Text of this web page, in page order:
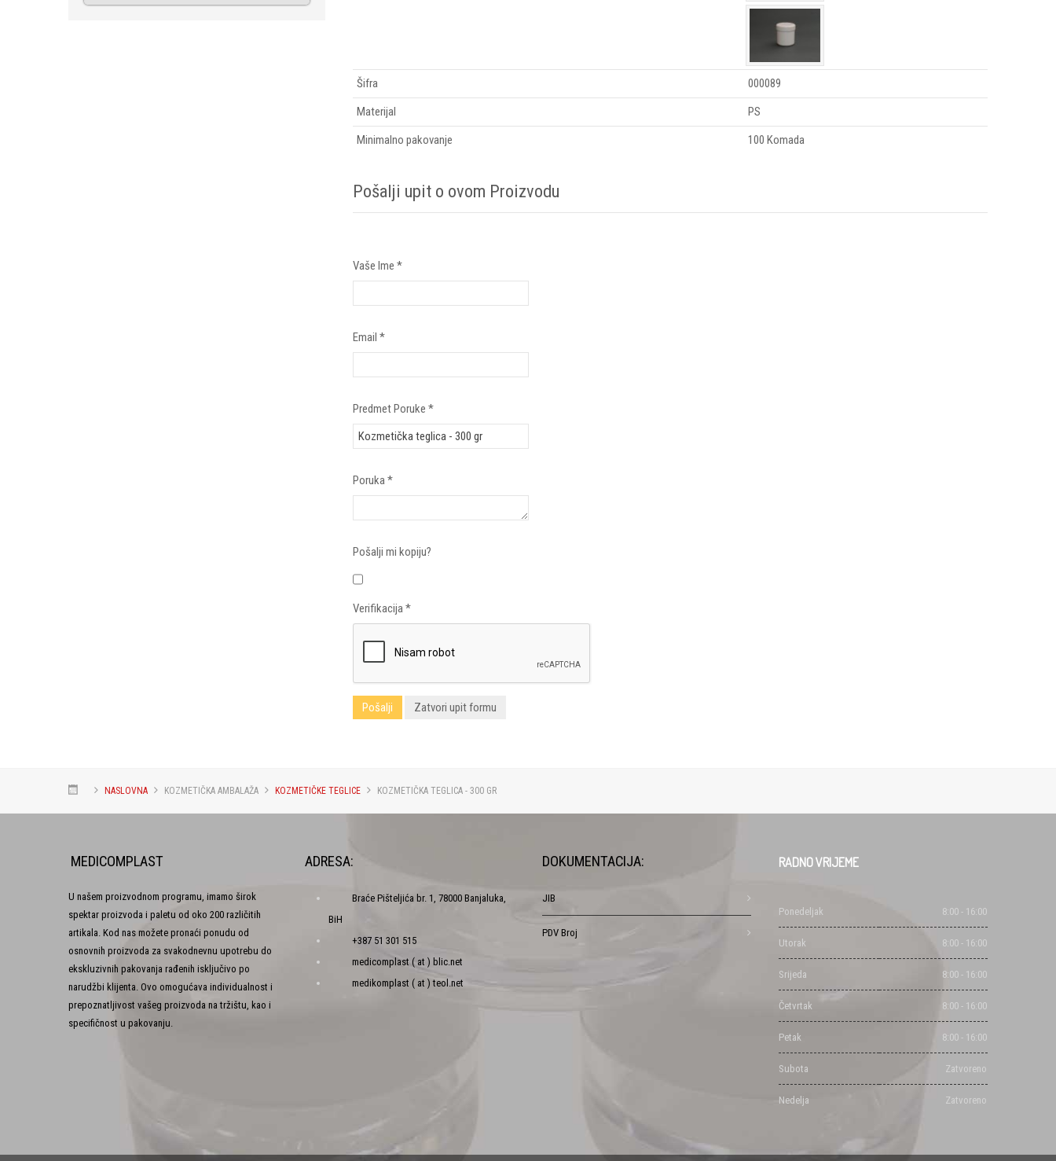
Šifra
000089
Materijal
PS
Minimalno pakovanje
100 Komada
Pošalji upit o ovom Proizvodu
Vaše Ime *
Email *
Predmet Poruke *
Poruka *
Pošalji mi kopiju?
Verifikacija*
Pošalji Zatvori upit formu
NASLOVNA KOZMETIČKA AMBALAŽA KOZMETIČKE TEGLICE KOZMETIČKA TEGLICA - 300 GR
MEDICOMPLAST
U našem proizvodnom programu, imamo širok
spektar proizvoda i paletu od oko 200 različitih
artikala. Kod nas možete pronaći ponudu od
osnovnih proizvoda za svakodnevnu upotrebu do
ekskluzivnih pakovanja rađenih isključivo po
narudžbi klijenta. Ovo omogućava individualnost i
prepoznatljivost vašeg proizvoda na tržištu, kao i
specifičnost u pakovanju.
ADRESA:
Braće Pišteljića br. 1, 78000 Banjaluka,
BiH
+387 51 301 515
medicomplast ( at ) blic.net
medikomplast ( at ) teol.net
DOKUMENTACIJA:
JIB
PDV Broj
RADNOVRIJEME
Ponedeljak 8:00 - 16:00
Utorak 8:00 - 16:00
Srijeda 8:00 - 16:00
Četvrtak 8:00 - 16:00
Petak 8:00 - 16:00
Subota Zatvoreno
Nedelja Zatvoreno